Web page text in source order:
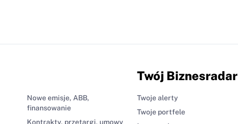
Nowe emisje, ABB,
finansowanie
Kontrakty, przetargi, umowy
Twój Biznesradar
Twoje alerty
Twoje portfele